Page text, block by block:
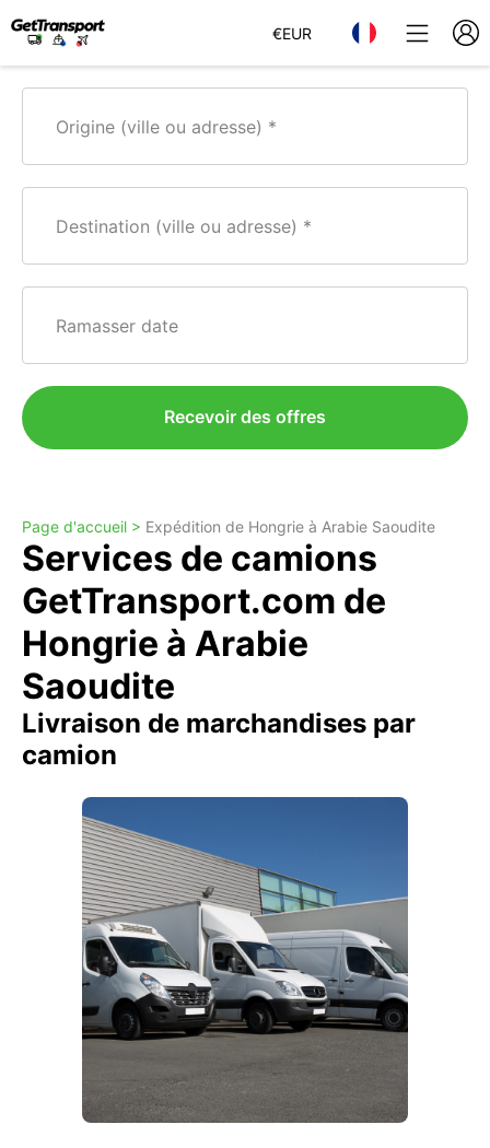
€EUR
Origine (ville ou adresse)
Destination (ville ou adresse)
Ramasser date
Recevoir des offres
Page d'accueil > Expédition de Hongrie à Arabie Saoudite
Services de camions
GetTransport.com de
Hongrie à Arabie
Saoudite
Livraison de marchandises par
camion